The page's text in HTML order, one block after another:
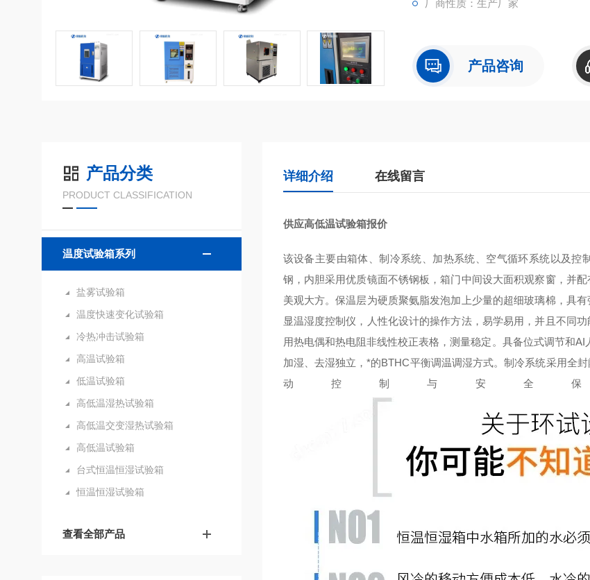
厂商性质：生产厂家
产品咨询
产品分类
PRODUCT CLASSIFICATION
温度试验箱系列
盐雾试验箱
温度快速变化试验箱
冷热冲击试验箱
高温试验箱
低温试验箱
高低温湿热试验箱
高低温交变湿热试验箱
高低温试验箱
台式恒温恒湿试验箱
恒温恒湿试验箱
查看全部产品
详细介绍 在线留言
供应高低温试验箱报价
该设备主要由箱体、制冷系统、加热系统、空气循环系统以及
钢，内胆采用优质镜面不锈钢板，箱门中间设大面积观察窗，并
美观大方。保温层为硬质聚氨脂发泡加上少量的超细玻璃棉，具
显温湿度控制仪，人性化设计的操作方法，易学易用，并且不同
用热电偶和热电阻非线性校正表格，测量稳定。具备位式调节和AI
加湿、去湿独立，*的BTHC平衡调温调湿方式。制冷系统采用全
动控制与安全